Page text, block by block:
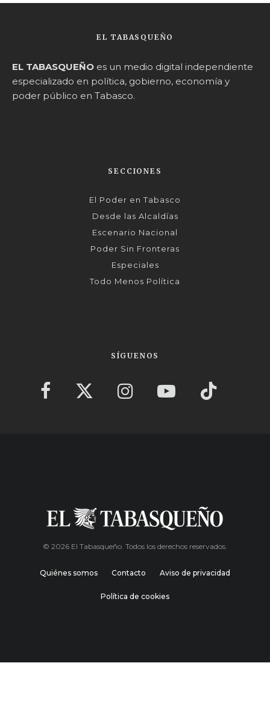
EL TABASQUEÑO
EL TABASQUEÑO es un medio digital independiente
especializado en política, gobierno, economía y
poder público en Tabasco.
SECCIONES
El Poder en Tabasco
Desde las Alcaldías
Escenario Nacional
Poder Sin Fronteras
Especiales
Todo Menos Política
SÍGUENOS
© 2026 El Tabasqueño. Todos los derechos reservados.
Quiénes somos Contacto Aviso de privacidad
Política de cookies